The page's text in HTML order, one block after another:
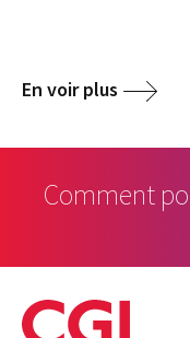
En voir plus
Comment